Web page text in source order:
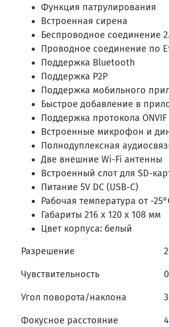
Функция патрулирования
Встроенная сирена
Беспроводное соединение
Проводное соединение по
Поддержка Bluetooth
Поддержка Р2Р
Поддержка мобильного
Быстрое добавление в
Поддержка протокола ONVIF
Встроенные микрофон и
Полнодуплексная
Две внешние Wi-Fi антенны
Встроенный слот для SD-
Питание 5V DC (USB-C)
Рабочая температура от -
Габариты 216 x 120 x 108 мм
Цвет корпуса: белый
Разрешение
Чувствительность
Угол поворота/наклона
Фокусное расстояние